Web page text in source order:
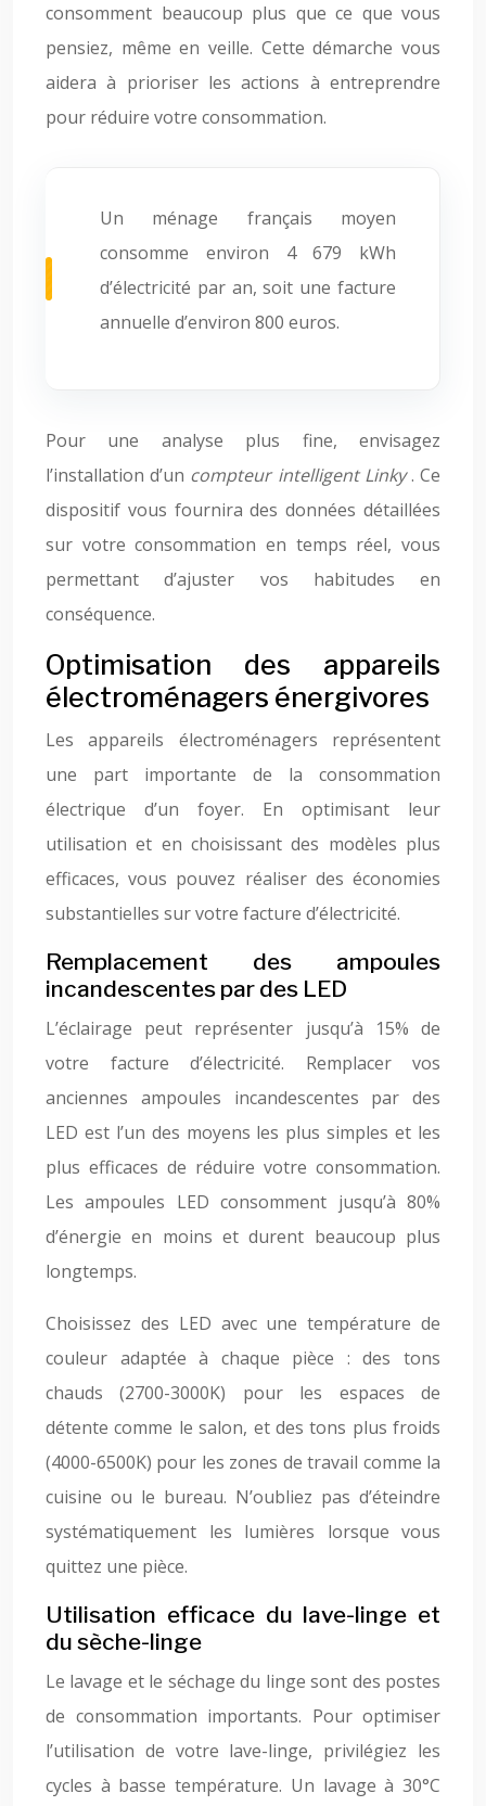
consomment beaucoup plus que ce que vous
pensiez, même en veille. Cette démarche vous
aidera à prioriser les actions à entreprendre
pour réduire votre consommation.
Un ménage français moyen
consomme environ 4 679 kWh
d’électricité par an, soit une facture
annuelle d’environ 800 euros.
Pour une analyse plus fine, envisagez
l’installation d’un compteur intelligent Linky. Ce
dispositif vous fournira des données détaillées
sur votre consommation en temps réel, vous
permettant d’ajuster vos habitudes en
conséquence.
Optimisation des appareils
électroménagers énergivores
Les appareils électroménagers représentent
une part importante de la consommation
électrique d’un foyer. En optimisant leur
utilisation et en choisissant des modèles plus
efficaces, vous pouvez réaliser des économies
substantielles sur votre facture d’électricité.
Remplacement des ampoules
incandescentes par des LED
L’éclairage peut représenter jusqu’à 15% de
votre facture d’électricité. Remplacer vos
anciennes ampoules incandescentes par des
LED est l’un des moyens les plus simples et les
plus efficaces de réduire votre consommation.
Les ampoules LED consomment jusqu’à 80%
d’énergie en moins et durent beaucoup plus
longtemps.
Choisissez des LED avec une température de
couleur adaptée à chaque pièce : des tons
chauds (2700-3000K) pour les espaces de
détente comme le salon, et des tons plus froids
(4000-6500K) pour les zones de travail comme la
cuisine ou le bureau. N’oubliez pas d’éteindre
systématiquement les lumières lorsque vous
quittez une pièce.
Utilisation efficace du lave-linge et
du sèche-linge
Le lavage et le séchage du linge sont des postes
de consommation importants. Pour optimiser
l’utilisation de votre lave-linge, privilégiez les
cycles à basse température. Un lavage à 30°C